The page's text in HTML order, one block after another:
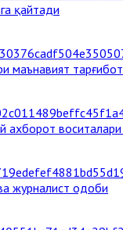
қайтади
маънавият
ахборот
журналист одоби